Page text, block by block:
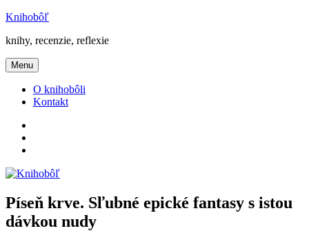
Prejsť
obsah
Knihobôľ
knihy, recenzie, reflexie
Menu
O knihobôli
Kontakt
Píseň krve. Sľubné epické fantasy s istou
dávkou nudy